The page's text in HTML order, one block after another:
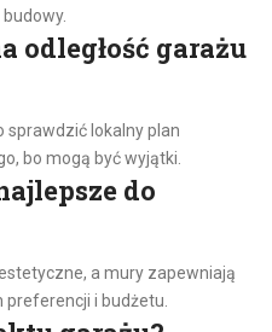
odległość garażu
sprawdzić lokalny plan
bo mogą być wyjątki.
do
a mury zapewniają
preferencji i budżetu.